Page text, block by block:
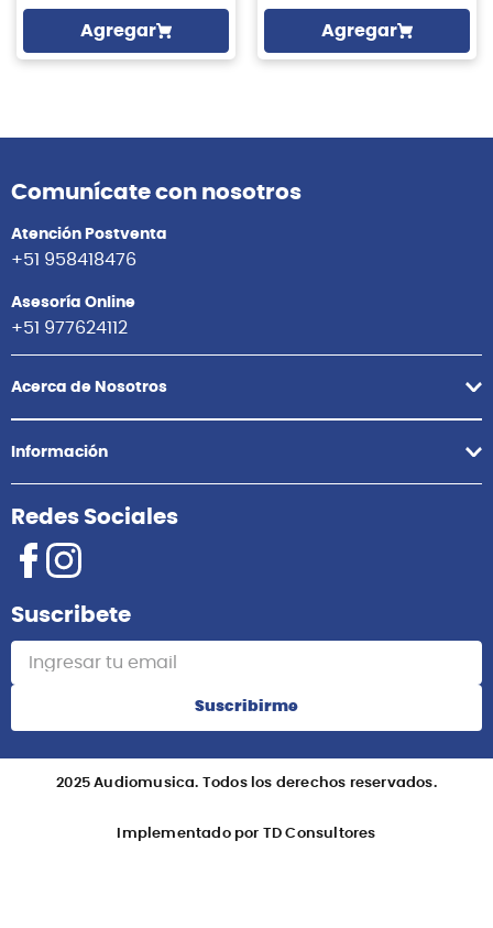
Agregar Agregar
Comunícate con nosotros
Atención Postventa
+51 958418476
Asesoría Online
+51 977624112
Acerca de Nosotros
Información
Redes Sociales
Suscribete
Suscribirme
2025 Audiomusica. Todos los derechos reservados.
Implementado por TD Consultores